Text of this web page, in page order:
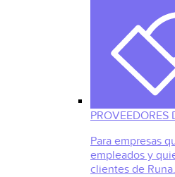
PROVEEDORES
Para empresas
empleados y
clientes de Runa.